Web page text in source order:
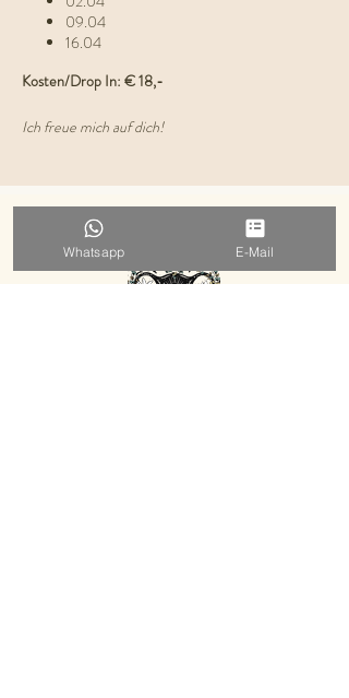
09.04
16.04
Kosten/Drop In: € 18,-
Ich freue mich auf dich!
Whatsapp E-Mail